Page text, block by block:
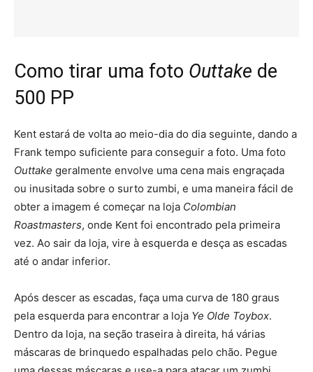
Como tirar uma foto Outtake de
500 PP
Kent estará de volta ao meio-dia do dia seguinte, dando a
Frank tempo suficiente para conseguir a foto. Uma foto
Outtake geralmente envolve uma cena mais engraçada
ou inusitada sobre o surto zumbi, e uma maneira fácil de
obter a imagem é começar na loja Colombian
Roastmasters, onde Kent foi encontrado pela primeira
vez. Ao sair da loja, vire à esquerda e desça as escadas
até o andar inferior.
Após descer as escadas, faça uma curva de 180 graus
pela esquerda para encontrar a loja Ye Olde Toybox.
Dentro da loja, na seção traseira à direita, há várias
máscaras de brinquedo espalhadas pelo chão. Pegue